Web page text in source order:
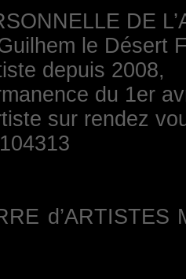
DE
le Désert
depuis 2008,
du 1er
sur rendez